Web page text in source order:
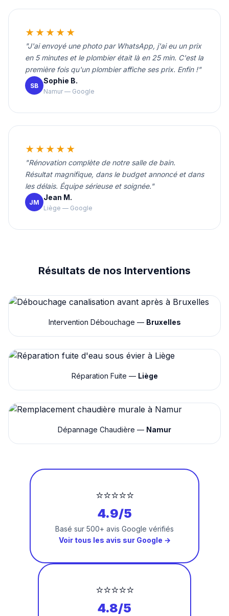
★★★★★
"J'ai envoyé une photo par WhatsApp, j'ai eu un prix
en 5 minutes et le plombier était là en 25 min. C'est la
première fois qu'un plombier affiche ses prix. Enfin !"
SB
Sophie B.
Namur — Google
★★★★★
"Rénovation complète de notre salle de bain.
Résultat magnifique, dans le budget annoncé et dans
les délais. Équipe sérieuse et soignée."
JM
Jean M.
Liège — Google
Résultats de nos Interventions
Intervention Débouchage — Bruxelles
Réparation Fuite — Liège
Dépannage Chaudière — Namur
⭐⭐⭐⭐⭐
4.9/5
Basé sur 500+ avis Google vérifiés
Voir tous les avis sur Google →
⭐⭐⭐⭐⭐
4.8/5